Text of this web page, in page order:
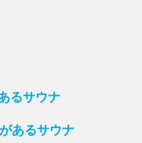
るサウナ
あるサウナ